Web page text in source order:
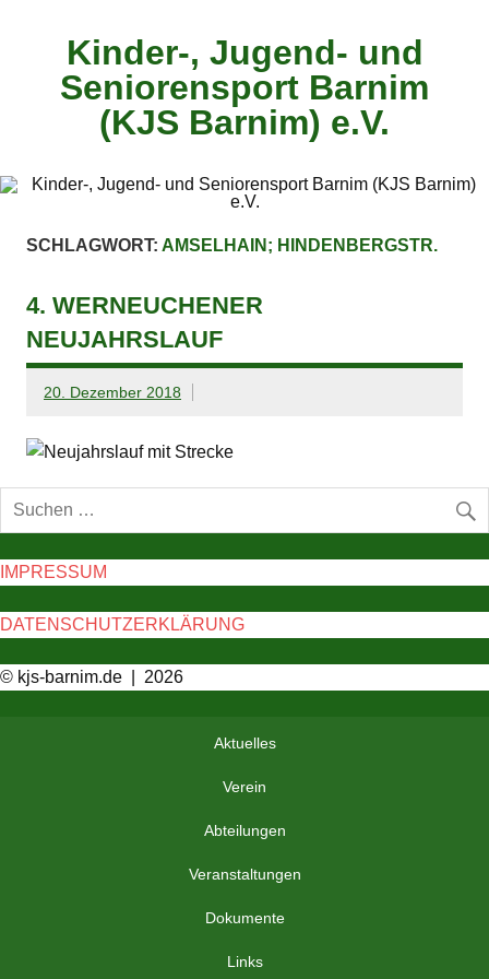
Kinder-, Jugend- und
Seniorensport Barnim
(KJS Barnim) e.V.
SCHLAGWORT: AMSELHAIN; HINDENBERGSTR.
4. WERNEUCHENER
NEUJAHRSLAUF
20. Dezember 2018
IMPRESSUM
DATENSCHUTZERKLÄRUNG
© kjs-barnim.de | 2026
Aktuelles
Verein
Abteilungen
Veranstaltungen
Dokumente
Links